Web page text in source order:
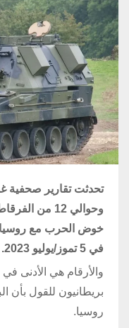
وحوالي 12
خوض الحرب مع
في 5 تموز/يوليو 2023.
والأرقام هي الأدنى
بريطانيون للقول بأن
روسيا.